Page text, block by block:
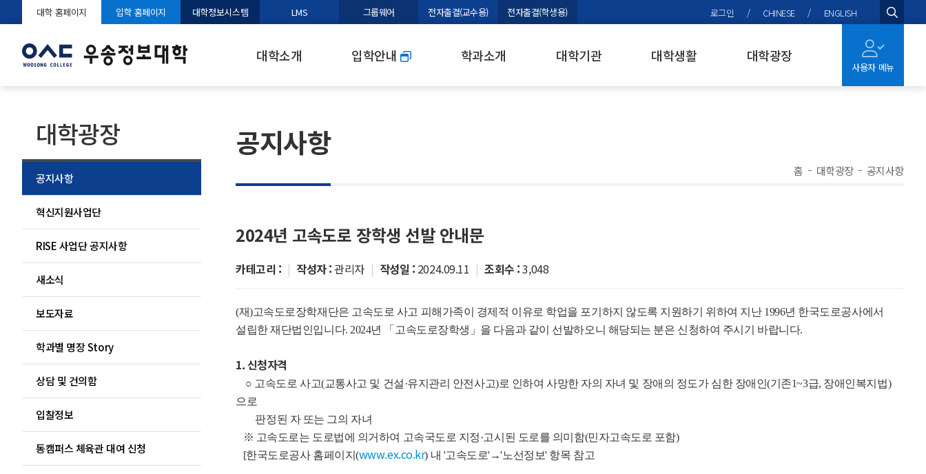
본문 바로가기
대학 홈페이지 입학 홈페이지 대학정보시스템 LMS 그룹웨어 전자출결(교수용) 전자출결(학생용) 로그인 / CHINESE / ENGLISH 검색
대학소개 입학안내 학과소개 대학기관 대학생활 대학광장
사용자 메뉴
대학광장
공지사항
혁신지원사업단
RISE 사업단 공지사항
새소식
보도자료
학과별 명장 Story
상담 및 건의함
입찰정보
동캠퍼스 체육관 대여 신청
공지사항
홈 대학광장 공지사항
2024년 고속도로 장학생 선발 안내문
카테고리 : | 작성자 :관리자 | 작성일 : 2024.09.11 | 조회수 :3,048
(재)고속도로장학재단은 고속도로 사고 피해가족이 경제적 이유로 학업을 포기하지 않도록 지원하기 위하여 지난 1996년 한국도로공사에서
설립한 재단법인입니다. 2024년 「고속도로장학생」을 다음과 같이 선발하오니 해당되는 분은 신청하여 주시기 바랍니다.
1. 신청자격
○ 고속도로 사고(교통사고 및 건설·유지관리 안전사고)로 인하여 사망한 자의 자녀 및 장애의 정도가 심한 장애인(기존1~3급, 장애인복지법)
으로
판정된 자 또는 그의 자녀
※ 고속도로는 도로법에 의거하여 고속국도로 지정·고시된 도로를 의미함(민자고속도로 포함)
[한국도로공사 홈페이지(www.ex.co.kr) 내 '고속도로'→'노선정보' 항목 참고